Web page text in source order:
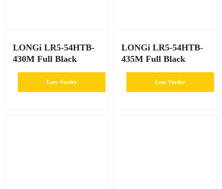
LONGi LR5-54HTB-
430M Full Black
Lees Verder
LONGi LR5-54HTB-
435M Full Black
Lees Verder